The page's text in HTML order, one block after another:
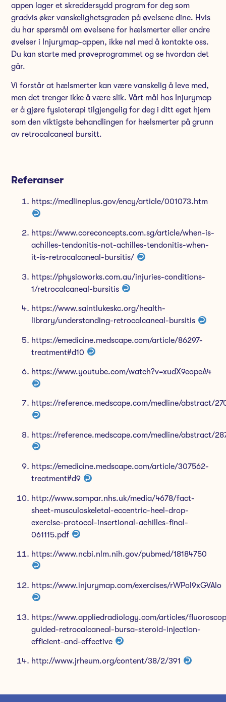
appen lager et skreddersydd program for deg som
gradvis øker vanskelighetsgraden på øvelsene dine. Hvis
du har spørsmål om øvelsene for hælsmerter eller andre
øvelser i Injurymap-appen, ikke nøl med å kontakte oss.
Du kan starte med prøveprogrammet og se hvordan det
går.
Vi forstår at hælsmerter kan være vanskelig å leve med,
men det trenger ikke å være slik. Vårt mål hos Injurymap
er å gjøre fysioterapi tilgjengelig for deg i ditt eget hjem
som den viktigste behandlingen for hælsmerter på grunn
av retrocalcaneal bursitt.
Referanser
https://medlineplus.gov/ency/article/001073.htm
https://www.coreconcepts.com.sg/article/when-is-
achilles-tendonitis-not-achilles-tendonitis-when-
it-is-retrocalcaneal-bursitis/
https://physioworks.com.au/injuries-conditions-
1/retrocalcaneal-bursitis
https://www.saintlukeskc.org/health-
library/understanding-retrocalcaneal-bursitis
https://emedicine.medscape.com/article/86297-
treatment#d10
https://www.youtube.com/watch?v=xudX9eopeA4
https://reference.medscape.com/medline/abstract/
https://reference.medscape.com/medline/abstract/
https://emedicine.medscape.com/article/307562-
treatment#d9
http://www.sompar.nhs.uk/media/4678/fact-
sheet-musculoskeletal-eccentric-heel-drop-
exercise-protocol-insertional-achilles-final-
061115.pdf
https://www.ncbi.nlm.nih.gov/pubmed/18184750
https://www.injurymap.com/exercises/rWPol9xGVAlo
https://www.appliedradiology.com/articles/
guided-retrocalcaneal-bursa-steroid-injection-
efficient-and-effective
http://www.jrheum.org/content/38/2/391